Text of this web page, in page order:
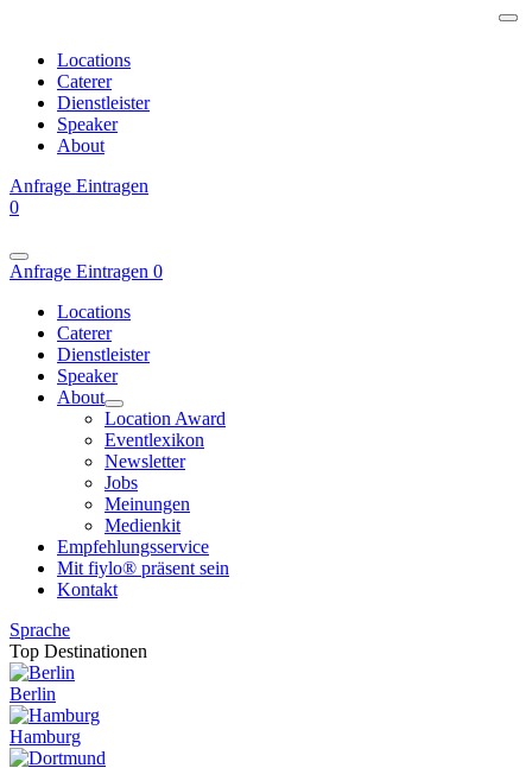
Locations
Caterer
Dienstleister
Speaker
About
Anfrage Eintragen
0
Anfrage Eintragen 0
Locations
Caterer
Dienstleister
Speaker
About
Location Award
Eventlexikon
Newsletter
Jobs
Meinungen
Medienkit
Empfehlungsservice
Mit fiylo® präsent sein
Kontakt
Sprache
Top Destinationen
Berlin
Hamburg